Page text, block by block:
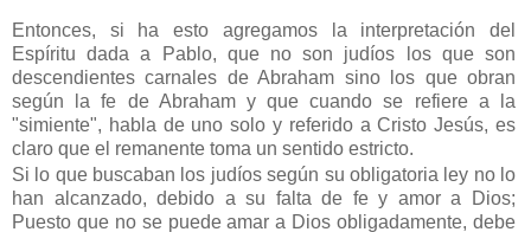
Entonces, si ha esto agregamos la interpretación del
Espíritu dada a Pablo, que no son judíos los que son
descendientes carnales de Abraham sino los que obran
según la fe de Abraham y que cuando se refiere a la
"simiente", habla de uno solo y referido a Cristo Jesús, es
claro que el remanente toma un sentido estricto.
Si lo que buscaban los judíos según su obligatoria ley no lo
han alcanzado, debido a su falta de fe y amor a Dios;
Puesto que no se puede amar a Dios obligadamente, debe